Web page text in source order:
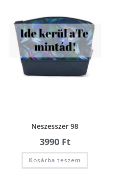
Neszesszer 98
3990 Ft
Kosárba teszem